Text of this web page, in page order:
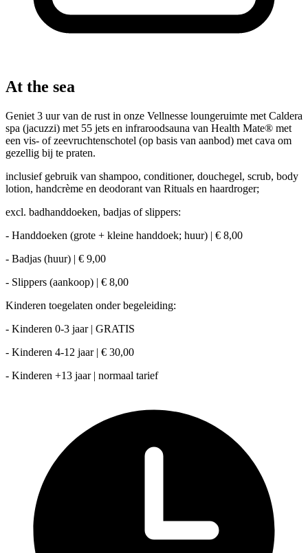
At the sea
Geniet 3 uur van de rust in onze Vellnesse loungeruimte met Caldera
spa (jacuzzi) met 55 jets en infraroodsauna van Health Mate® met
een vis- of zeevruchtenschotel (op basis van aanbod) met cava om
gezellig bij te praten.
inclusief gebruik van shampoo, conditioner, douchegel, scrub, body
lotion, handcrème en deodorant van Rituals en haardroger;
excl. badhanddoeken, badjas of slippers:
- Handdoeken (grote + kleine handdoek; huur) | € 8,00
- Badjas (huur) | € 9,00
- Slippers (aankoop) | € 8,00
Kinderen toegelaten onder begeleiding:
- Kinderen 0-3 jaar | GRATIS
- Kinderen 4-12 jaar | € 30,00
- Kinderen +13 jaar | normaal tarief